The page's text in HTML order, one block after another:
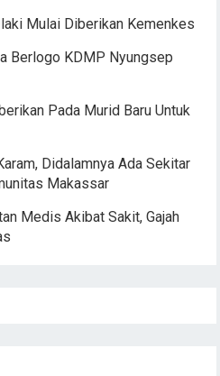
Mulai Diberikan Kemenkes
Berlogo KDMP Nyungsep
Pada Murid Baru Untuk
Didalamnya Ada Sekitar
Makassar
Medis Akibat Sakit, Gajah